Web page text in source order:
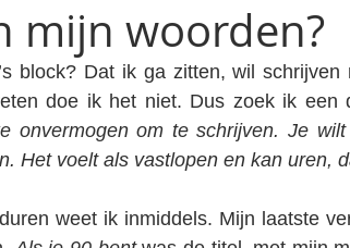
mijn woorden?
block? Dat ik ga zitten, wil
doe ik het niet. Dus zoek ik
onvermogen om te schrijven. Je
Het voelt als vastlopen en kan uren,
weet ik inmiddels. Mijn laatste